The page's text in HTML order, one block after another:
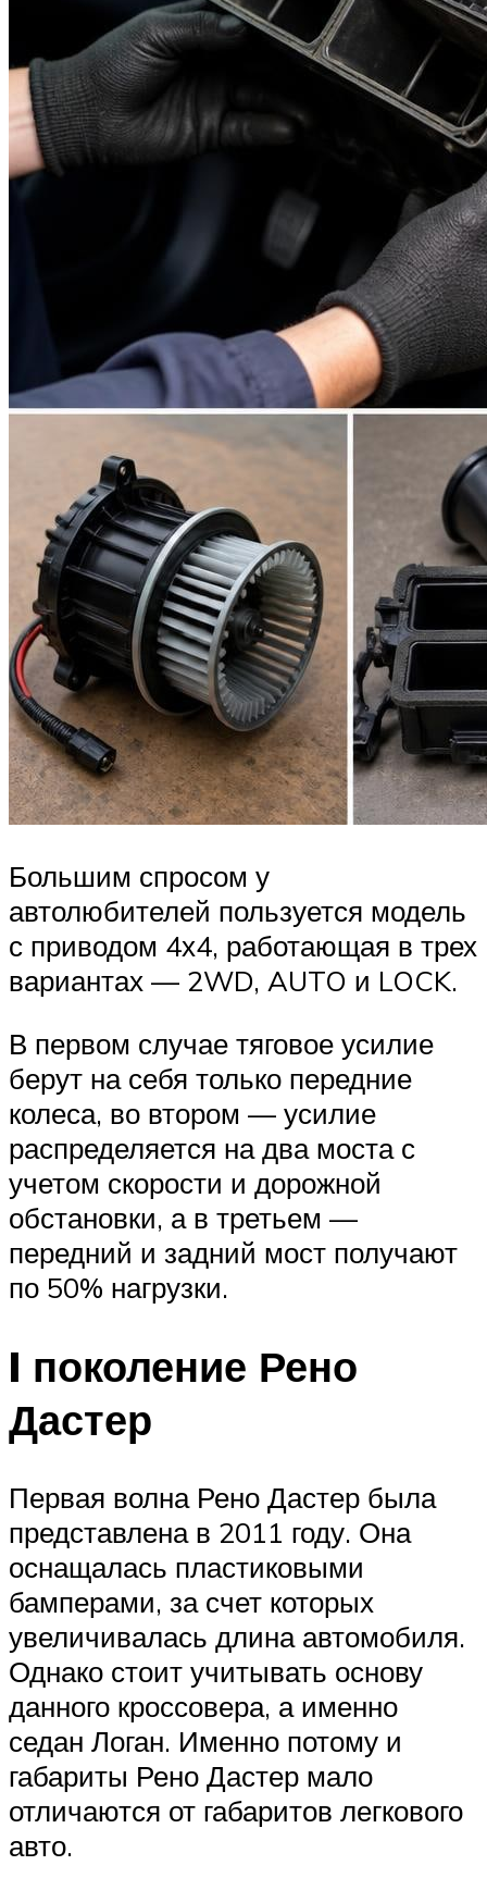
Большим спросом у
автолюбителей пользуется модель
с приводом 4х4, работающая в трех
вариантах — 2WD, AUTO и LOCK.
В первом случае тяговое усилие
берут на себя только передние
колеса, во втором — усилие
распределяется на два моста с
учетом скорости и дорожной
обстановки, а в третьем —
передний и задний мост получают
по 50% нагрузки.
I поколение Рено
Дастер
Первая волна Рено Дастер была
представлена в 2011 году. Она
оснащалась пластиковыми
бамперами, за счет которых
увеличивалась длина автомобиля.
Однако стоит учитывать основу
данного кроссовера, а именно
седан Логан. Именно потому и
габариты Рено Дастер мало
отличаются от габаритов легкового
авто.